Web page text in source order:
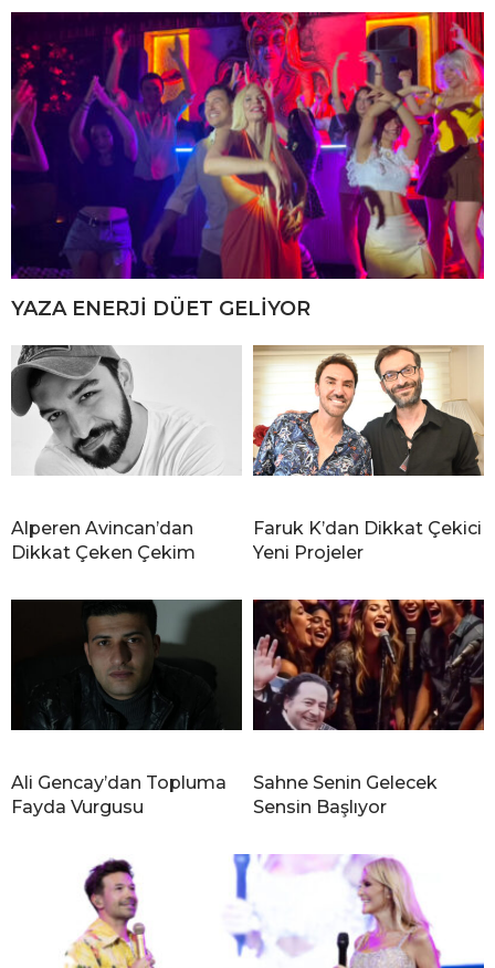
YAZA ENERJİ DÜET GELİYOR
Alperen Avincan’dan
Dikkat Çeken Çekim
Faruk K’dan Dikkat Çekici
Yeni Projeler
Ali Gencay’dan Topluma
Fayda Vurgusu
Sahne Senin Gelecek
Sensin Başlıyor